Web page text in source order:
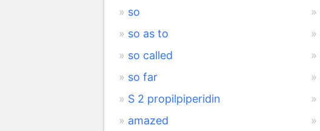
so
so as to
so called
so far
S 2 propilpiperidin
amazed